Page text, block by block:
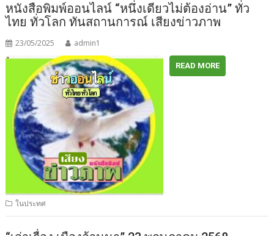
หนังสือพิมพ์ออนไลน์ “หนึ่งเดียวไม่ต้องอ่าน” ทั่ว
ไทย ทั่วโลก ทันสถานการณ์ เสียงข่าวภาพ
23/05/2025 admin1
READ MORE
ในประทศ